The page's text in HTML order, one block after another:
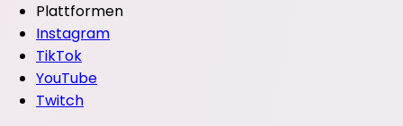
Plattformen
Instagram
TikTok
YouTube
Twitch